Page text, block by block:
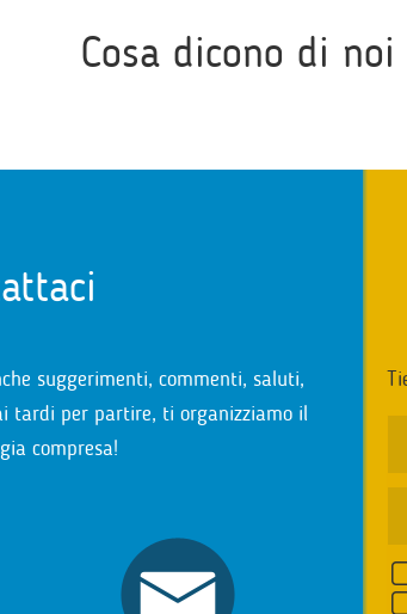
Cosa dicono di
suggerimenti, commenti, saluti,
tardi per partire, ti organizziamo il
compresa!